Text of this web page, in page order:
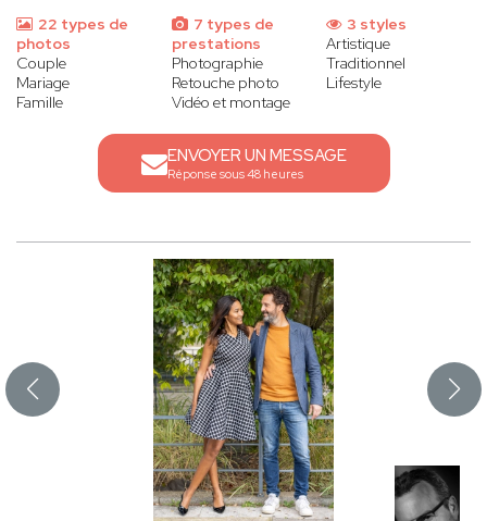
22 types de
photos
Couple
Mariage
Famille
7 types de
prestations
Photographie
Retouche photo
Vidéo et montage
3 styles
Artistique
Traditionnel
Lifestyle
ENVOYER UN MESSAGE
Réponse sous 48 heures